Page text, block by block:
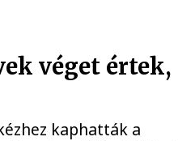
véget értek,
kaphatták a